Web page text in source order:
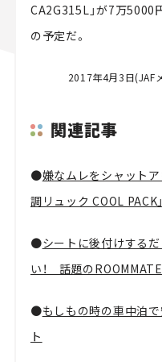
CA2G315L」が7万5000
の予定だ。
2017年4月3日(JAF
関連記事
●嫌なムレをシャット
調リュック COOL PACK
●シートに後付けする
い！ 話題の
●もしもの時の車中泊
ト